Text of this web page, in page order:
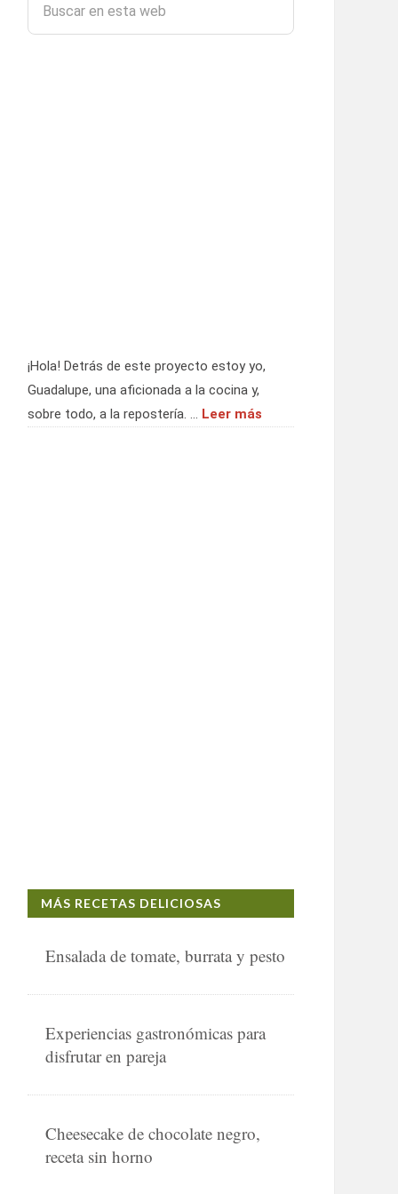
¡Hola! Detrás de este proyecto estoy yo,
Guadalupe, una aficionada a la cocina y,
sobre todo, a la repostería. … Leer más
MÁS RECETAS DELICIOSAS
Ensalada de tomate, burrata y pesto
Experiencias gastronómicas para
disfrutar en pareja
Cheesecake de chocolate negro,
receta sin horno